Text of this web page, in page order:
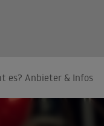
es? Anbieter & Infos